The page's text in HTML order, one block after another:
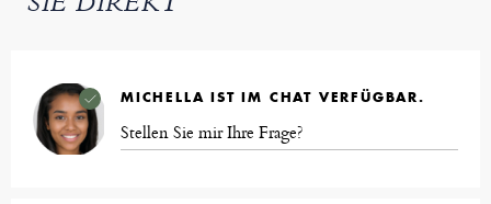
MICHELLA IST IM CHAT VERFÜGBAR.
Stellen Sie mir Ihre Frage?